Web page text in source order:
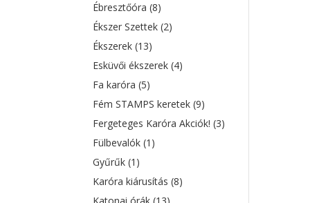
Ébresztőóra(8)
Ékszer Szettek(2)
Ékszerek(13)
Esküvői ékszerek(4)
Fa karóra(5)
Fém STAMPS keretek(9)
Fergeteges Karóra Akciók!(3)
Fülbevalók(1)
Gyűrűk(1)
Karóra kiárusítás(8)